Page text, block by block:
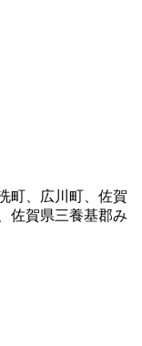
町、広川町、佐賀
佐賀県三養基郡み